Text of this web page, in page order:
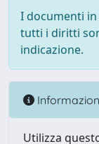
I documenti
tutti i diritti
indicazione.
Utilizza